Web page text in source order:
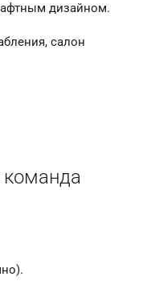
дизайном.
салон
команда